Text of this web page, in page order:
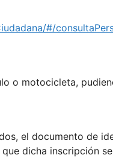
#/
o motocicleta,
el documento de
dicha inscripción